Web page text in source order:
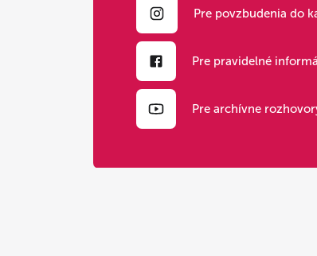
Pre povzbudenia do
Pre pravidelné
Pre archívne